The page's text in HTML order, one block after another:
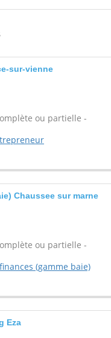
sur-vienne
ou partielle -
Chaussee sur marne
ou partielle -
(gamme baie)
Eza